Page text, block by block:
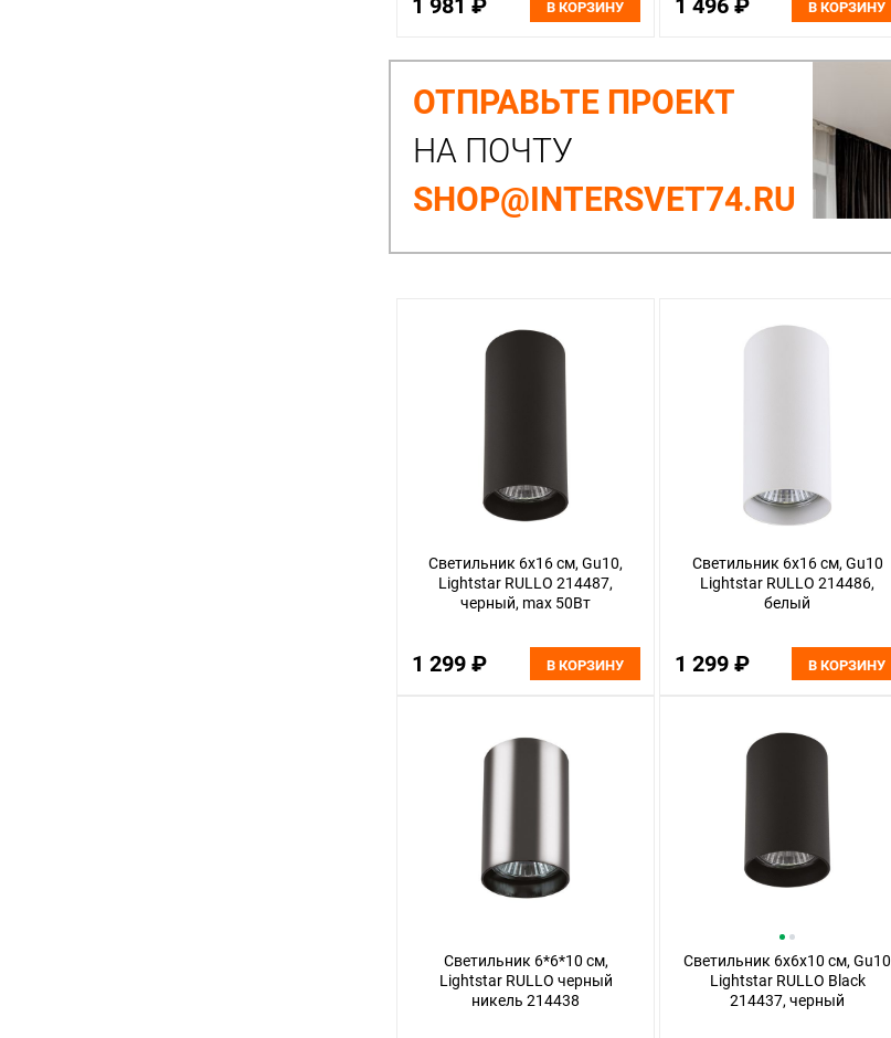
В КОРЗИНУ В КОРЗИНУ
ОТПРАВЬТЕ ПРОЕКТ
НА ПОЧТУ
SHOP@INTERSVET74.RU
Светильник 6x16 см, Gu10,
Lightstar RULLO 214487,
черный, max 50Вт
1 299 ₽ В КОРЗИНУ
Светильник 6x16 см, Gu10
Lightstar RULLO 214486,
белый
1 299 ₽ В КОРЗИНУ
Светильник 6*6*10 см,
Lightstar RULLO черный
никель 214438
Светильник 6x6x10 см, Gu10
Lightstar RULLO Black
214437, черный